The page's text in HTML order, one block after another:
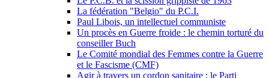
La fédération "Belgio" du P.C.I.
Paul Libois, un intellectuel communiste
Un procès en Guerre froide : le chemin torturé du
conseiller Buch
Le Comité mondial des Femmes contre la Guerre
et le Fascisme (CMF)
Agir à travers un cordon sanitaire : le Parti